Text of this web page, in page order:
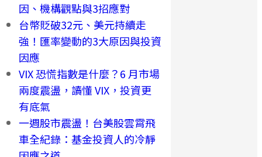
因、機構觀點與3招應對
台幣貶破32元、美元持續走
強！匯率變動的3大原因與投資
因應
VIX 恐慌指數是什麼？6 月市場
兩度震盪，讀懂 VIX，投資更
有底氣
一週股市震盪！台美股雲霄飛
車全紀錄：基金投資人的冷靜